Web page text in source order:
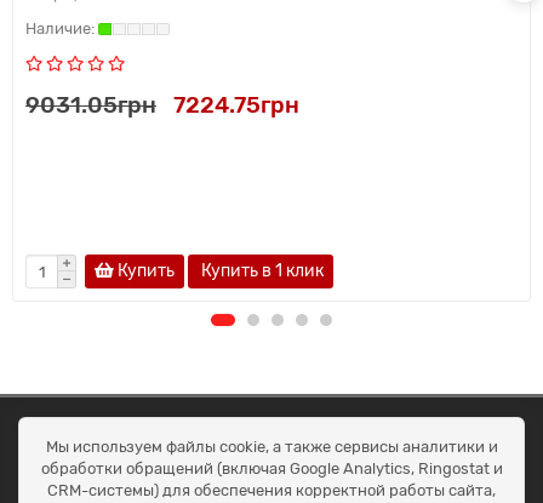
9031.05грн 7224.75грн
Купить Купить в 1 клик
ОКЕАН ТРЕЙД
Договір публичної оферти
Доставка та оплата
Наші контакти
Мы используем файлы cookie, а также сервисы аналитики и
обработки обращений (включая Google Analytics, Ringostat и
CRM-системы) для обеспечения корректной работы сайта,